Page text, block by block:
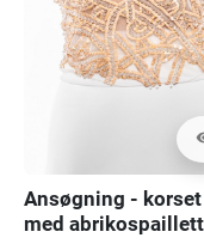
Ansøgning - korset
med